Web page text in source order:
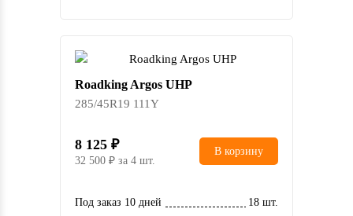
Roadking Argos UHP
285/45R19 111Y
8 125
32 500 за 4 шт.
В корзину
Под заказ 10 дней 18 шт.